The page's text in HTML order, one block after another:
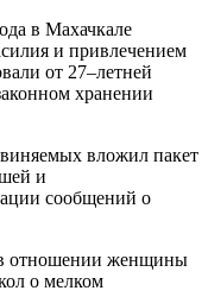
в Махачкале
и привлечением
от 27–летней
хранении
вложил пакет
и
сообщений о
в отношении женщины
о мелком